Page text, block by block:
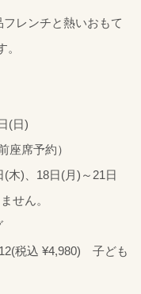
フレンチと熱いおもて
(日)
座席予約）
木)、18日(月)～21日
せん。
税込 ¥4,980) 子ども